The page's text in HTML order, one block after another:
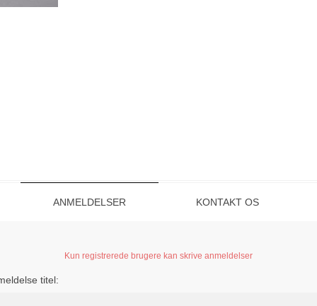
ANMELDELSER KONTAKT OS
Kun registrerede brugere kan skrive anmeldelser
titel: